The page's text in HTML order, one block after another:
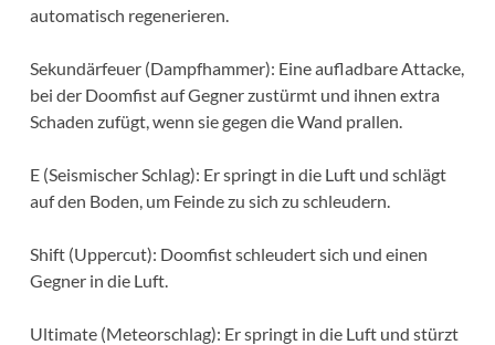
automatisch regenerieren.
Sekundärfeuer (Dampfhammer): Eine aufladbare Attacke,
bei der Doomfist auf Gegner zustürmt und ihnen extra
Schaden zufügt, wenn sie gegen die Wand prallen.
E (Seismischer Schlag): Er springt in die Luft und schlägt
auf den Boden, um Feinde zu sich zu schleudern.
Shift (Uppercut): Doomfist schleudert sich und einen
Gegner in die Luft.
Ultimate (Meteorschlag): Er springt in die Luft und stürzt